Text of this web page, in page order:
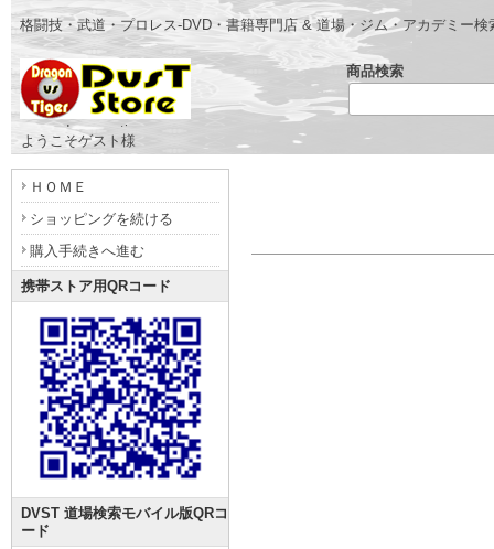
格闘技・武道・プロレス-DVD・書籍専門店 & 道場・ジム・アカデミー検
- www.dragonvstiger.com -
商品検索
ようこそゲスト様
ＨＯＭＥ
ショッピングを続ける
購入手続きへ進む
携帯ストア用QRコード
DVST 道場検索モバイル版QRコ
ード